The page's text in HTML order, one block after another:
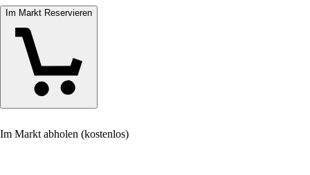
Im Markt Reservieren
Im Markt abholen (kostenlos)